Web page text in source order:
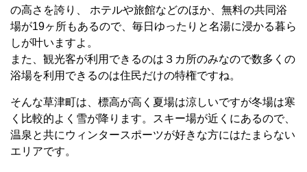
の高さを誇り、 ホテルや旅館などのほか、無料の共同浴
場が19ヶ所もあるので、毎日ゆったりと名湯に浸かる暮ら
しが叶いますよ。
また、観光客が利用できるのは３カ所のみなので数多くの
浴場を利用できるのは住民だけの特権ですね。
そんな草津町は、標高が高く夏場は涼しいですが冬場は寒
く比較的よく雪が降ります。スキー場が近くにあるので、
温泉と共にウィンタースポーツが好きな方にはたまらない
エリアです。